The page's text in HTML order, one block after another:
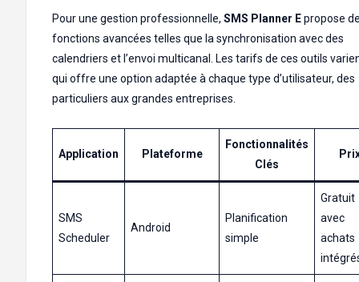
Pour une gestion professionnelle, SMS Planner Epropose
fonctions avancées telles que la synchronisation avec des
calendriers et l’envoi multicanal. Les tarifs de ces outils
qui offre une option adaptée à chaque type d’utilisateur, des
particuliers aux grandes entreprises.
Application Plateforme
Fonctionnalités
Clés
SMS
Scheduler
Android
Planification
simple
Gratuit
avec
achats